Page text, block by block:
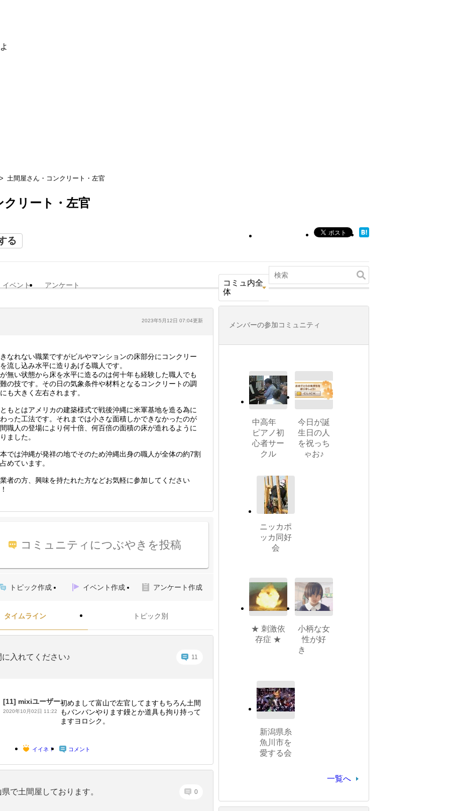
土間屋さん・コンクリート・左官
リート・左官
る
イベント アンケート
コミュ内全
体
2023年5月12日 07:04更新
なれない職業ですがビルやマンションの床部分にコンクリー
流し込み水平に造りあげる職人です。
無い状態から床を水平に造るのは何十年も経験した職人でも
の技です。その日の気象条件や材料となるコンクリートの調
も大きく左右されます。
もとはアメリカの建築様式で戦後沖縄に米軍基地を造る為に
った工法です。それまでは小さな面積しかできなかったのが
職人の登場により何十倍、何百倍の面積の床が造れるように
ました。
では沖縄が発祥の地でそのため沖縄出身の職人が全体の約7割
めています。
者の方、興味を持たれた方などお気軽に参加してください
コミュニティにつぶやきを投稿
トピック作成 イベント作成 アンケート作成
タイムライン トピック別
に入れてください♪ 11
[11] mixiユーザー
2020年10月02日 11:22
初めまして富山で左官してますもちろん土間
もバンバンやります鏝とか道具も拘り持って
ますヨロシク。
イイネ！ コメント
で土間屋しております。 0
メンバーの参加コミュニティ
中高年
ピアノ初
心者サー
クル
今日が誕
生日の人
を祝っち
ゃお♪
ニッカポ
ッカ同好
会
★ 刺激依
存症 ★
小柄な女
性が好
き
新潟県糸
魚川市を
愛する会
一覧へ